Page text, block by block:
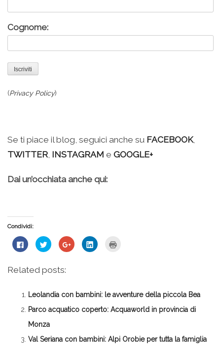
Cognome:
(Privacy Policy)
Se ti piace il blog, seguici anche su FACEBOOK,
TWITTER, INSTAGRAM e GOOGLE+
Dai un’occhiata anche qui:
Condividi:
Fai
clic
su
Facebook
in
una
finestra)
Fai
clic
condividere
su
apre
in
nuova
finestra)
Fai
clic
apre
in
nuova
finestra)
Fai
clic
apre
in
nuova
finestra)
nuova
Related posts:
Leolandia con bambini: le avventure della piccola Bea
Parco acquatico coperto: Acquaworld in provincia di
Monza
Val Seriana con bambini: Alpi Orobie per tutta la famiglia